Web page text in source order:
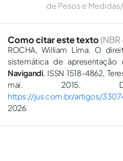
de Pesos e Medidas/
Como citar este texto
ROCHA, William Lima. O
sistemática de apresentação
Navigandi, ISSN 1518-4862,
mai. 2015.
https://jus.com.br/artigos/
2026.